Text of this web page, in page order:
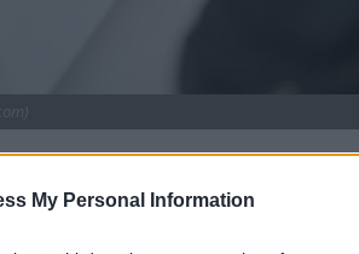
My Personal Information
pronta a tornare: gli appassionati
indimenticabile. Non parliamo